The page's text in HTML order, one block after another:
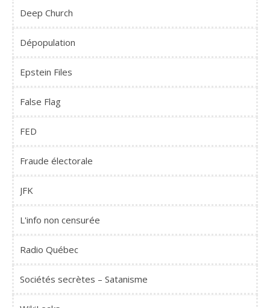
Deep Church
Dépopulation
Epstein Files
False Flag
FED
Fraude électorale
JFK
L'info non censurée
Radio Québec
Sociétés secrètes – Satanisme